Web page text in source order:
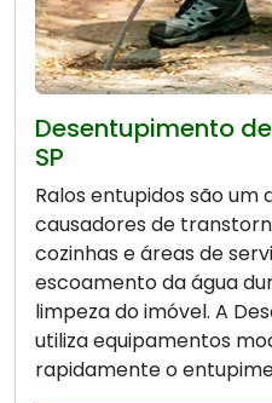
Desentupimento
SP
Ralos entupidos são um
causadores de
cozinhas e áreas de
escoamento da água
limpeza do imóvel. A
utiliza equipamentos
rapidamente o